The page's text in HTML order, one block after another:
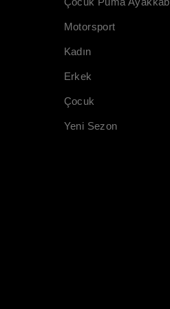
Motorsport
Kadın
Erkek
Çocuk
Yeni Sezon